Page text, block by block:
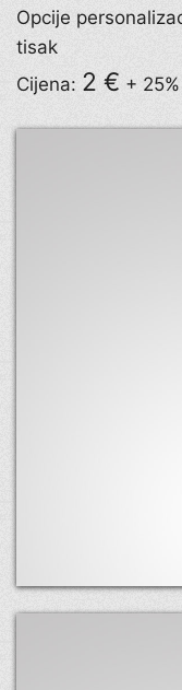
Opcije
tisak
Cijena: 2 € +